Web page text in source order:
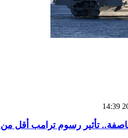
تأثير رسوم ترامب أقل